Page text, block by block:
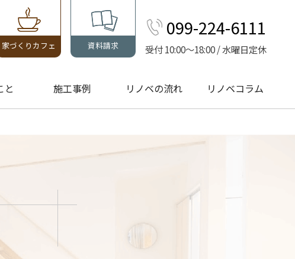
家づくりカフェ 資料請求
099-224-6111
受付 10:00～18:00 / 水曜日定休
と 施工事例 リノベの流れ リノベコラム